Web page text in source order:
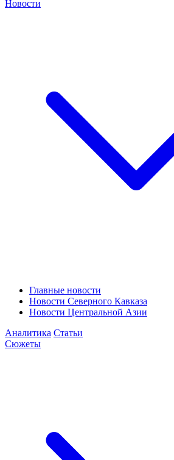
Новости
Главные новости
Новости Северного Кавказа
Новости Центральной Азии
Аналитика Статьи
Сюжеты